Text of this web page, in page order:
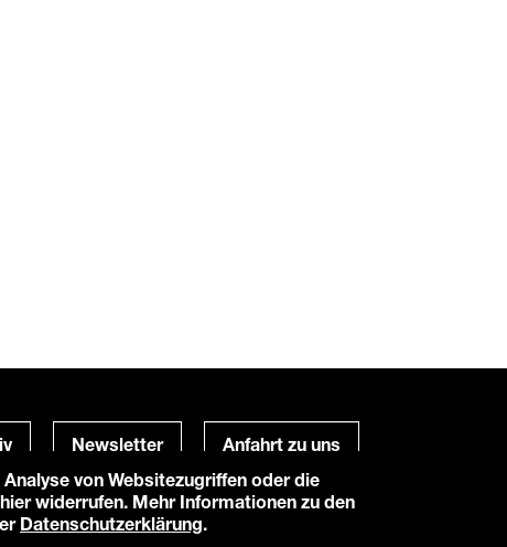
Newsletter Anfahrt zu uns
Powered by
von Websitezugriffen oder die
widerrufen. Mehr Informationen zu den
Datenschutzerklärung.